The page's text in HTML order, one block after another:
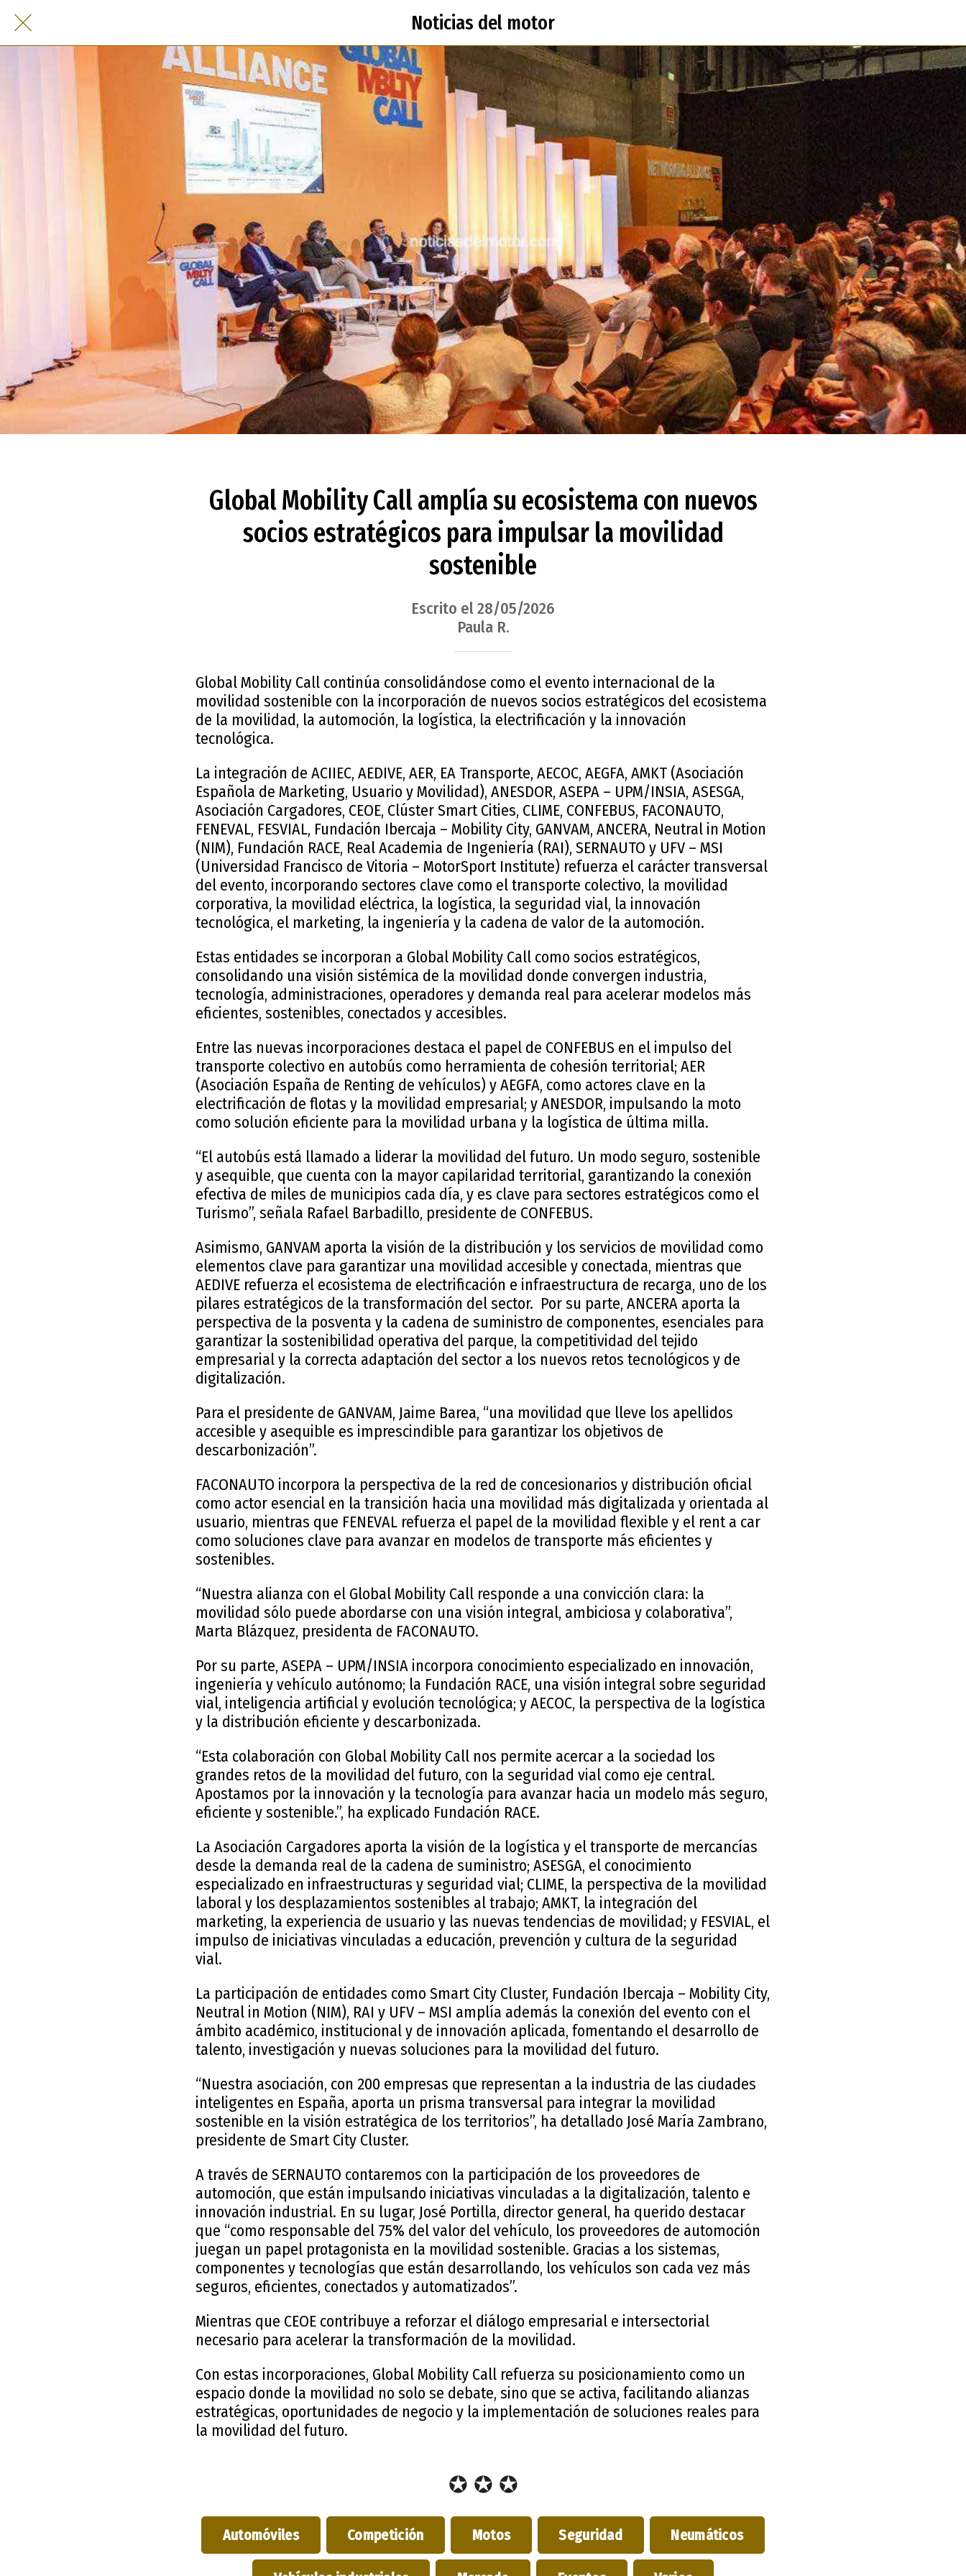
Noticias del motor
Global Mobility Call amplía su ecosistema con nuevos
socios estratégicos para impulsar la movilidad
sostenible
Escrito el 28/05/2026
Paula R.
Global Mobility Call continúa consolidándose como el evento internacional de la
movilidad sostenible con la incorporación de nuevos socios estratégicos del ecosistema
de la movilidad, la automoción, la logística, la electrificación y la innovación
tecnológica.
La integración de ACIIEC, AEDIVE, AER, EA Transporte, AECOC, AEGFA, AMKT (Asociación
Española de Marketing, Usuario y Movilidad), ANESDOR, ASEPA – UPM/INSIA, ASESGA,
Asociación Cargadores, CEOE, Clúster Smart Cities, CLIME, CONFEBUS, FACONAUTO,
FENEVAL, FESVIAL, Fundación Ibercaja – Mobility City, GANVAM, ANCERA, Neutral in Motion
(NIM), Fundación RACE, Real Academia de Ingeniería (RAI), SERNAUTO y UFV – MSI
(Universidad Francisco de Vitoria – MotorSport Institute) refuerza el carácter transversal
del evento, incorporando sectores clave como el transporte colectivo, la movilidad
corporativa, la movilidad eléctrica, la logística, la seguridad vial, la innovación
tecnológica, el marketing, la ingeniería y la cadena de valor de la automoción.
Estas entidades se incorporan a Global Mobility Call como socios estratégicos,
consolidando una visión sistémica de la movilidad donde convergen industria,
tecnología, administraciones, operadores y demanda real para acelerar modelos más
eficientes, sostenibles, conectados y accesibles.
Entre las nuevas incorporaciones destaca el papel de CONFEBUS en el impulso del
transporte colectivo en autobús como herramienta de cohesión territorial; AER
(Asociación España de Renting de vehículos) y AEGFA, como actores clave en la
electrificación de flotas y la movilidad empresarial; y ANESDOR, impulsando la moto
como solución eficiente para la movilidad urbana y la logística de última milla.
“El autobús está llamado a liderar la movilidad del futuro. Un modo seguro, sostenible
y asequible, que cuenta con la mayor capilaridad territorial, garantizando la conexión
efectiva de miles de municipios cada día, y es clave para sectores estratégicos como el
Turismo”, señala Rafael Barbadillo, presidente de CONFEBUS.
Asimismo, GANVAM aporta la visión de la distribución y los servicios de movilidad como
elementos clave para garantizar una movilidad accesible y conectada, mientras que
AEDIVE refuerza el ecosistema de electrificación e infraestructura de recarga, uno de los
pilares estratégicos de la transformación del sector. Por su parte, ANCERA aporta la
perspectiva de la posventa y la cadena de suministro de componentes, esenciales para
garantizar la sostenibilidad operativa del parque, la competitividad del tejido
empresarial y la correcta adaptación del sector a los nuevos retos tecnológicos y de
digitalización.
Para el presidente de GANVAM, Jaime Barea, “una movilidad que lleve los apellidos
accesible y asequible es imprescindible para garantizar los objetivos de
descarbonización”.
FACONAUTO incorpora la perspectiva de la red de concesionarios y distribución oficial
como actor esencial en la transición hacia una movilidad más digitalizada y orientada al
usuario, mientras que FENEVAL refuerza el papel de la movilidad flexible y el rent a car
como soluciones clave para avanzar en modelos de transporte más eficientes y
sostenibles.
“Nuestra alianza con el Global Mobility Call responde a una convicción clara: la
movilidad sólo puede abordarse con una visión integral, ambiciosa y colaborativa”,
Marta Blázquez, presidenta de FACONAUTO.
Por su parte, ASEPA – UPM/INSIA incorpora conocimiento especializado en innovación,
ingeniería y vehículo autónomo; la Fundación RACE, una visión integral sobre seguridad
vial, inteligencia artificial y evolución tecnológica; y AECOC, la perspectiva de la logística
y la distribución eficiente y descarbonizada.
“Esta colaboración con Global Mobility Call nos permite acercar a la sociedad los
grandes retos de la movilidad del futuro, con la seguridad vial como eje central.
Apostamos por la innovación y la tecnología para avanzar hacia un modelo más seguro,
eficiente y sostenible.”, ha explicado Fundación RACE.
La Asociación Cargadores aporta la visión de la logística y el transporte de mercancías
desde la demanda real de la cadena de suministro; ASESGA, el conocimiento
especializado en infraestructuras y seguridad vial; CLIME, la perspectiva de la movilidad
laboral y los desplazamientos sostenibles al trabajo; AMKT, la integración del
marketing, la experiencia de usuario y las nuevas tendencias de movilidad; y FESVIAL, el
impulso de iniciativas vinculadas a educación, prevención y cultura de la seguridad
vial.
La participación de entidades como Smart City Cluster, Fundación Ibercaja – Mobility City,
Neutral in Motion (NIM), RAI y UFV – MSI amplía además la conexión del evento con el
ámbito académico, institucional y de innovación aplicada, fomentando el desarrollo de
talento, investigación y nuevas soluciones para la movilidad del futuro.
“Nuestra asociación, con 200 empresas que representan a la industria de las ciudades
inteligentes en España, aporta un prisma transversal para integrar la movilidad
sostenible en la visión estratégica de los territorios”, ha detallado José María Zambrano,
presidente de Smart City Cluster.
A través de SERNAUTO contaremos con la participación de los proveedores de
automoción, que están impulsando iniciativas vinculadas a la digitalización, talento e
innovación industrial. En su lugar, José Portilla, director general, ha querido destacar
que “como responsable del 75% del valor del vehículo, los proveedores de automoción
juegan un papel protagonista en la movilidad sostenible. Gracias a los sistemas,
componentes y tecnologías que están desarrollando, los vehículos son cada vez más
seguros, eficientes, conectados y automatizados”.
Mientras que CEOE contribuye a reforzar el diálogo empresarial e intersectorial
necesario para acelerar la transformación de la movilidad.
Con estas incorporaciones, Global Mobility Call refuerza su posicionamiento como un
espacio donde la movilidad no solo se debate, sino que se activa, facilitando alianzas
estratégicas, oportunidades de negocio y la implementación de soluciones reales para
la movilidad del futuro.
✪ ✪ ✪
Automóviles Competición Motos Seguridad Neumáticos